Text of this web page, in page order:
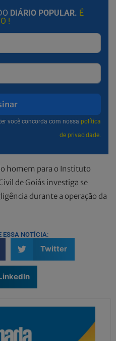
DIÁRIO POPULAR. É
!
você concorda com nossa política
de privacidade.
homem para o Instituto
de Goiás investiga se
durante a operação da
ESSA NOTÍCIA:
Twitter